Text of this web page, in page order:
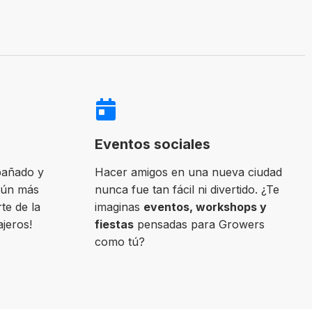
y
más
de la
Eventos sociales
Hacer amigos en una nueva ciudad
nunca fue tan fácil ni divertido. ¿Te
imaginas eventos, workshops y
fiestas pensadas para Growers
como tú?